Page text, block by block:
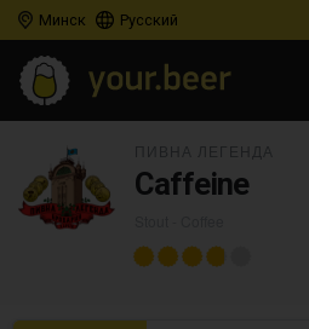
Минск Русский
Caffeine